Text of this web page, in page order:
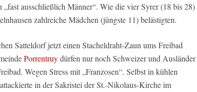
„fast ausschließlich Männer“. Wie die vier Syrer (18 bis 28)
zahlreiche Mädchen (jüngste 11) belästigten.
Satteldorf jetzt einen Stacheldraht-Zaun ums Freibad
Porrentruydürfen nur noch Schweizer und Ausländer
Wegen Stress mit „Franzosen“. Selbst in kühlen
in der Sakristei der St.-Nikolaus-Kirche im